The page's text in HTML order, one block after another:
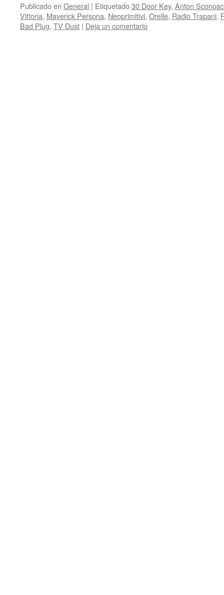
Publicado en General | Etiquetado30 Door Key, Anton
Vittoria, Maverick Persona, Neoprimitivi, Orelle, Radio Trapani,
Bad Plug, TV Dust | Deja un comentario